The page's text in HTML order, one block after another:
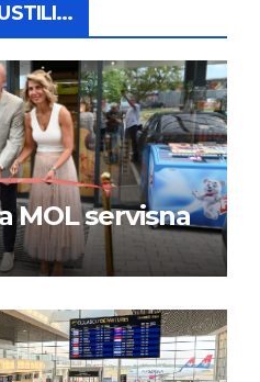
MOL servisna